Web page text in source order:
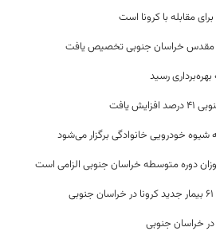
مقابله با کرونا است
رسید
یافت
دوره متوسطه خراسان جنوبی الزامی است